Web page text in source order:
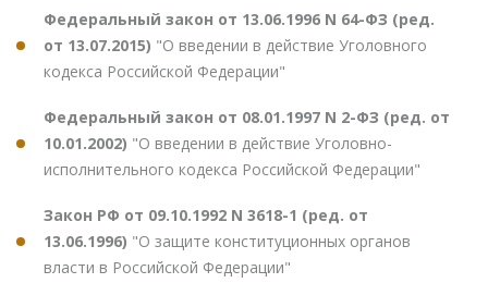
Федеральный закон от 13.06.1996 N 64-ФЗ (ред.
от 13.07.2015) "О введении в действие Уголовного
кодекса Российской Федерации"
Федеральный закон от 08.01.1997 N 2-ФЗ (ред. от
10.01.2002) "О введении в действие Уголовно-
исполнительного кодекса Российской Федерации"
Закон РФ от 09.10.1992 N 3618-1 (ред. от
13.06.1996) "О защите конституционных органов
власти в Российской Федерации"